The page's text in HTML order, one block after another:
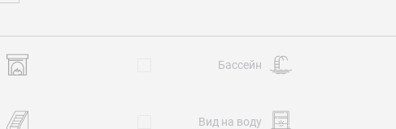
Бассейн
Вид на воду